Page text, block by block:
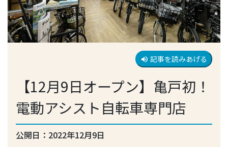
volume_up 記事を読みあげる
【12月9日オープン】亀戸初！
電動アシスト自転車専門店
公開日：2022年12月9日